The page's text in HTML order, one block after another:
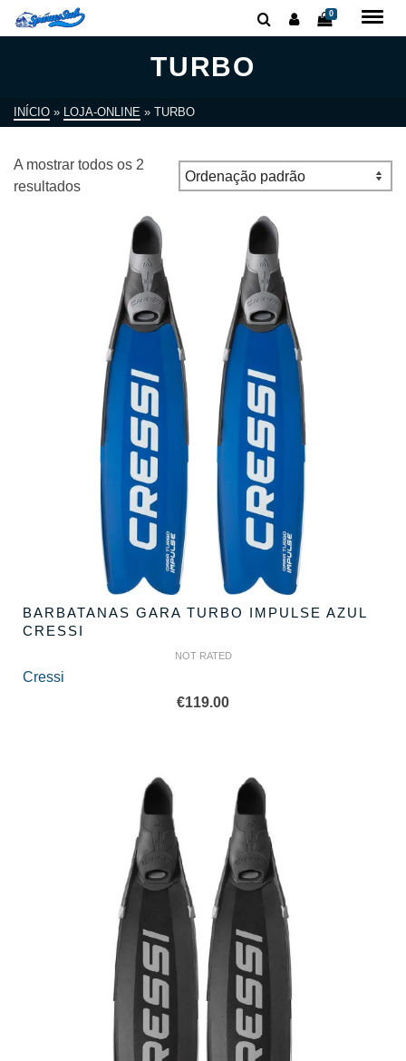
0
TURBO
INÍCIO » LOJA-ONLINE » TURBO
A mostrar todos os 2
resultados
BARBATANAS GARA TURBO IMPULSE AZUL
CRESSI
NOT RATED
Cressi
€119.00